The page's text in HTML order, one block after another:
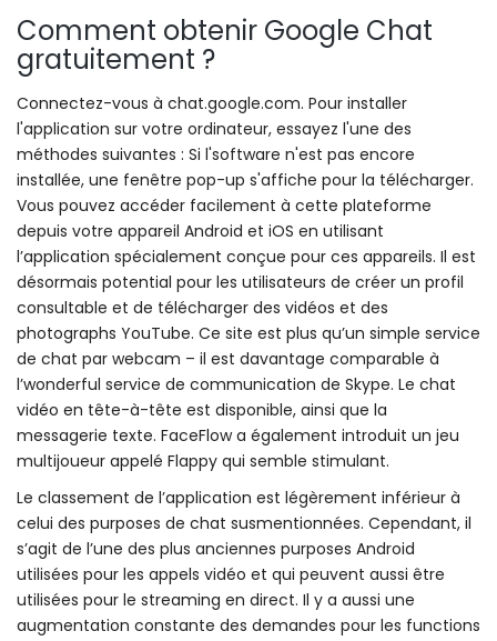
Comment obtenir Google Chat
gratuitement ?
Connectez-vous à chat.google.com. Pour installer
l'application sur votre ordinateur, essayez l'une des
méthodes suivantes : Si l'software n'est pas encore
installée, une fenêtre pop-up s'affiche pour la télécharger.
Vous pouvez accéder facilement à cette plateforme
depuis votre appareil Android et iOS en utilisant
l’application spécialement conçue pour ces appareils. Il est
désormais potential pour les utilisateurs de créer un profil
consultable et de télécharger des vidéos et des
photographs YouTube. Ce site est plus qu’un simple service
de chat par webcam – il est davantage comparable à
l’wonderful service de communication de Skype. Le chat
vidéo en tête-à-tête est disponible, ainsi que la
messagerie texte. FaceFlow a également introduit un jeu
multijoueur appelé Flappy qui semble stimulant.
Le classement de l’application est légèrement inférieur à
celui des purposes de chat susmentionnées. Cependant, il
s’agit de l’une des plus anciennes purposes Android
utilisées pour les appels vidéo et qui peuvent aussi être
utilisées pour le streaming en direct. Il y a aussi une
augmentation constante des demandes pour les functions